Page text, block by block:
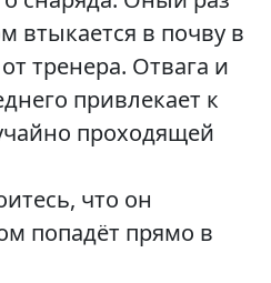
втыкается в почву в
тренера. Отвага и
привлекает к
проходящей
что он
попадёт прямо в